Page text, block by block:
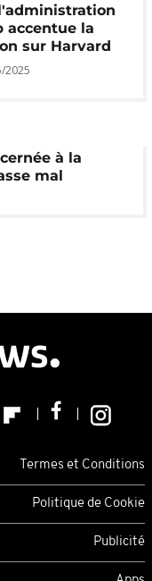
accentue la
sur Harvard
2025
à la
mal
Termes et Conditions
Politique de Cookie
Publicité